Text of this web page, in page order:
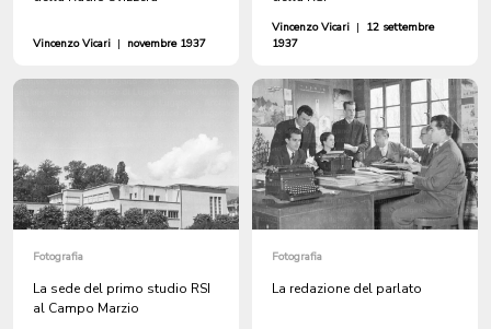
Vincenzo Vicari | novembre 1937
Vincenzo Vicari | 12 settembre
1937
Fotografia
La sede del primo studio RSI
al Campo Marzio
Fotografia
La redazione del parlato